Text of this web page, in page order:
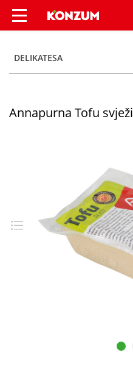
Annapurna
DELIKATESA
Annapurna Tofu